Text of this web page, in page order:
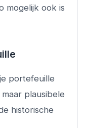
mogelijk ook is
portefeuille
plausibele
historische